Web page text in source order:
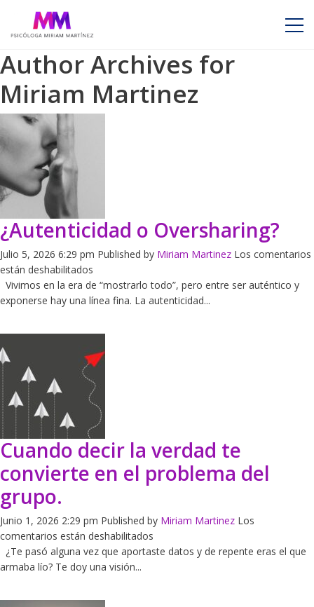
Author Archives for
Miriam Martinez
¿Autenticidad o Oversharing?
Julio 5, 2026 6:29 pm Published by Miriam Martinez Los comentarios
están deshabilitados
¿Autenticidad
o
Vivimos en la era de “mostrarlo todo”, pero entre ser auténtico y
exponerse hay una línea fina. La autenticidad...
Cuando decir la verdad te
convierte en el problema del
grupo.
Junio 1, 2026 2:29 pm Published by Miriam Martinez Los
comentarios están deshabilitados
Cuando
¿Te pasó alguna vez que aportaste datos y de repente eras el que
armaba lío? Te doy una visión...